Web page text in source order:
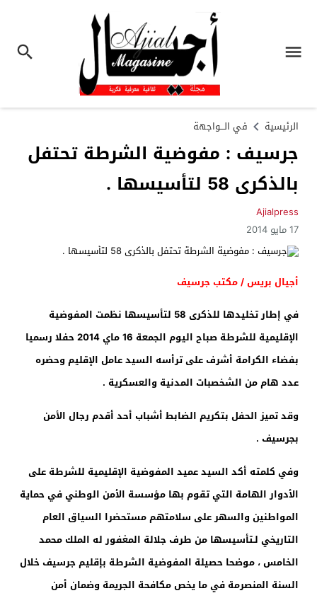
الرئيسية في الـــواجهة
جرسيف : مفوضية الشرطة تحتفل
بالذكرى 58 لتأسيسها .
Ajialpress
17 مايو 2014
أجيال بريس / مكتب جرسيف
في إطار تخليدها للذكرى 58 لتأسيسها نظمت المفوضية
الإقليمية للشرطة صباح اليوم الجمعة 16 ماي 2014 حفلا رسميا
بفضاء الكرامة أشرف على ترأسه السيد عامل الإقليم وحضره
عدد هام من الشخصبات المدنية والعسكرية .
وقد تميز الحفل بتكريم الضابط أشباب أحد أقدم رجال الأمن
بجرسيف .
وفي كلمته أكد السيد عميد المفوضية الإقليمية للشرطة على
الأدوار الهامة التي تقوم بها مؤسسة الأمن الوطني في حماية
المواطنين والسهر على سلامتهم مستحضرا السياق العام
التاريخي لـتأسيسها من طرف جلالة المغفور له الملك محمد
الخامس ، موضحا حصيلة المفوضية الشرطة بإقليم جرسيف خلال
السنة المنصرمة في ما يخص مكافحة الجريمة وضمان أمن